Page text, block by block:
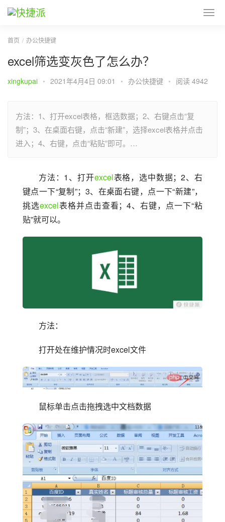
首页 办公快捷键
excel筛选变灰色了怎么办？
xingkupai • 2021年4月4日 09:01 • 办公快捷键 • 阅读 4942
方法：1、打开excel表格，框选数据；2、右键点击“复
制”；3、在桌面右键，点击“新建”，选择excel表格并点击
进入；4、右键，点击“粘贴”即可。…
方法：1、打开excel表格，选中数据；2、右
键点一下“复制”；3、在桌面右键，点一下“新建”，
挑选excel表格并点击查看；4、右键，点一下“粘
贴”就可以。
方法：
打开处在维护情况时excel文件
鼠标单击点击拖拽选中文档数据